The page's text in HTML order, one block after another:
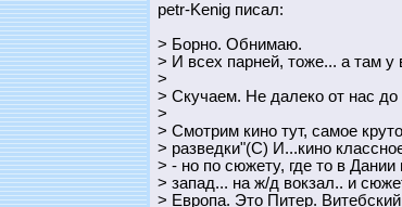
petr-Kenig писал:
> Борно. Обнимаю.
> И всех парней, тоже... а там у
>
> Скучаем. Не далеко от нас
>
> Смотрим кино тут, самое
> разведки"(С) И...кино
> - но по сюжету, где то в
> запад... на ж/д вокзал.. и
> Европа. Это Питер.